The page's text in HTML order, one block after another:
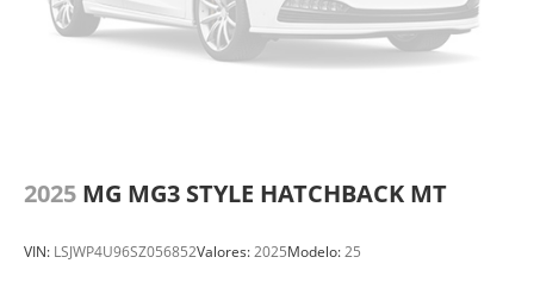
2025 MG MG3 STYLE HATCHBACK MT
VIN: LSJWP4U96SZ056852Valores:2025Modelo:25